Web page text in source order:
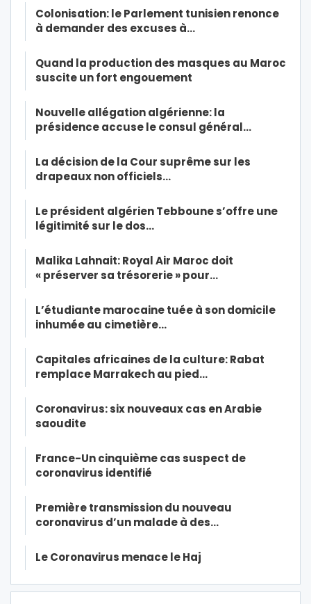
Colonisation: le Parlement tunisien renonce
à demander des excuses à…
Quand la production des masques au Maroc
suscite un fort engouement
Nouvelle allégation algérienne: la
présidence accuse le consul général…
La décision de la Cour suprême sur les
drapeaux non officiels…
Le président algérien Tebboune s’offre une
légitimité sur le dos…
Malika Lahnait: Royal Air Maroc doit
« préserver sa trésorerie » pour…
L’étudiante marocaine tuée à son domicile
inhumée au cimetière…
Capitales africaines de la culture: Rabat
remplace Marrakech au pied…
Coronavirus: six nouveaux cas en Arabie
saoudite
France-Un cinquième cas suspect de
coronavirus identifié
Première transmission du nouveau
coronavirus d’un malade à des…
Le Coronavirus menace le Haj